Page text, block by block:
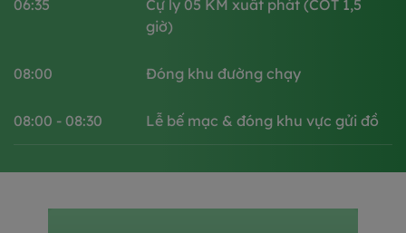
06:35
Cự ly 05 KM xuất phát (COT 1,5
giờ)​​
08:00 Đóng khu đường chạy​
08:00 - 08:30 Lễ bế mạc & đóng khu vực gửi đồ​​